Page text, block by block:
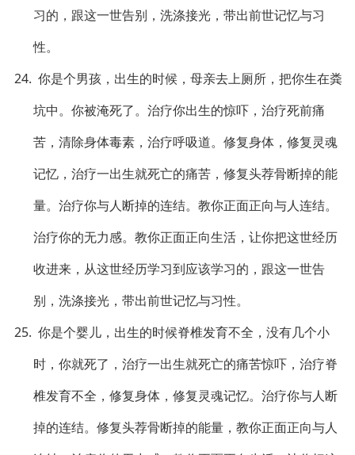
习的，跟这一世告别，洗涤接光，带出前世记忆与习
性。
24. 你是个男孩，出生的时候，母亲去上厕所，把你生在粪
坑中。你被淹死了。治疗你出生的惊吓，治疗死前痛
苦，清除身体毒素，治疗呼吸道。修复身体，修复灵魂
记忆，治疗一出生就死亡的痛苦，修复头荐骨断掉的能
量。治疗你与人断掉的连结。教你正面正向与人连结。
治疗你的无力感。教你正面正向生活，让你把这世经历
收进来，从这世经历学习到应该学习的，跟这一世告
别，洗涤接光，带出前世记忆与习性。
25. 你是个婴儿，出生的时候脊椎发育不全，没有几个小
时，你就死了，治疗一出生就死亡的痛苦惊吓，治疗脊
椎发育不全，修复身体，修复灵魂记忆。治疗你与人断
掉的连结。修复头荐骨断掉的能量，教你正面正向与人